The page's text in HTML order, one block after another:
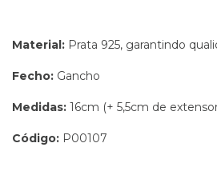
Material: Prata 925, garantindo
Fecho: Gancho
Medidas: 16cm (+ 5,5cm de
Código: P00107